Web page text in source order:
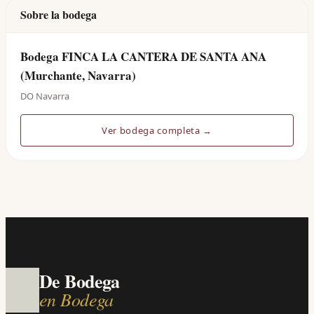
Sobre la bodega
Bodega FINCA LA CANTERA DE SANTA ANA
(Murchante, Navarra)
DO Navarra
Ver bodega completa →
De Bodega
en Bodega